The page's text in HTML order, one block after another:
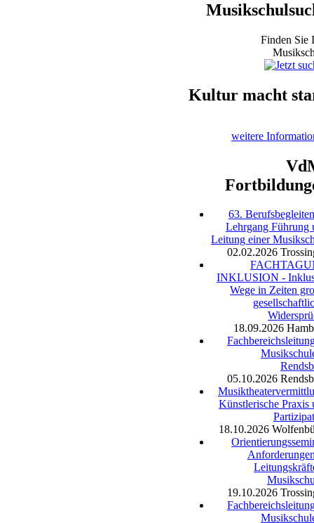
Finden Sie
Kultur macht
weitere
63.
Lehrgang Führung
Leitung einer
02.02.2026
INKLUSION -
Wege in Zeiten
18.09.2026
05.10.2026
Künstlerische Praxis
18.10.2026
19.10.2026